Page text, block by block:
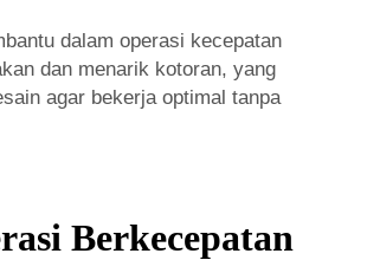
dalam operasi kecepatan
dan menarik kotoran, yang
agar bekerja optimal tanpa
Berkecepatan